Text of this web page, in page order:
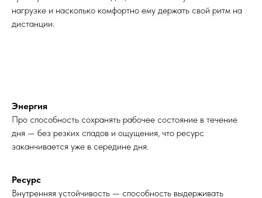
нагрузке и насколько комфортно ему держать свой ритм на
дистанции.
Энергия
Про способность сохранять рабочее состояние в течение
дня — без резких спадов и ощущения, что ресурс
заканчивается уже в середине дня.
Ресурс
Внутренняя устойчивость — способность выдерживать